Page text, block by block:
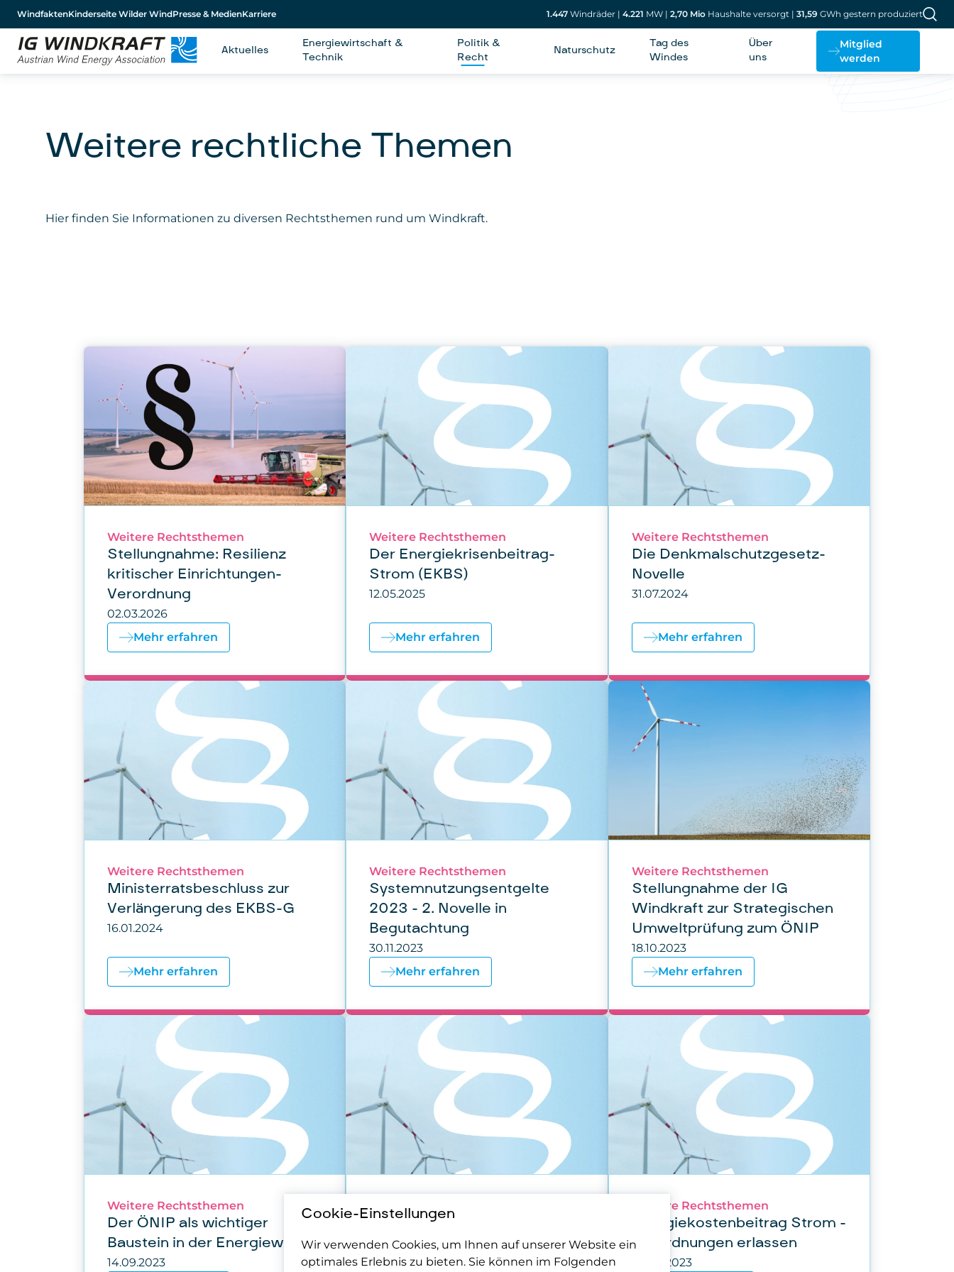
WindfaktenKinderseite Wilder WindPresse & MedienKarriere 1.447 Windräder | 4.221 MW | 2,70 Mio Haushalte versorgt | 31,59 GWh gestern produziert
Aktuelles
Energiewirtschaft &
Technik
Politik &
Recht
Naturschutz
Tag des
Windes
Über
uns
Mitglied
werden
Weitere rechtliche Themen
Hier finden Sie Informationen zu diversen Rechtsthemen rund um Windkraft.
Weitere Rechtsthemen
Stellungnahme: Resilienz
kritischer Einrichtungen-
Verordnung
02.03.2026
Mehr erfahren
Weitere Rechtsthemen
Der Energiekrisenbeitrag-
Strom (EKBS)
12.05.2025
Mehr erfahren
Weitere Rechtsthemen
Die Denkmalschutzgesetz-
Novelle
31.07.2024
Mehr erfahren
Weitere Rechtsthemen
Ministerratsbeschluss zur
Verlängerung des EKBS-G
16.01.2024
Mehr erfahren
Weitere Rechtsthemen
Systemnutzungsentgelte
2023 - 2. Novelle in
Begutachtung
30.11.2023
Mehr erfahren
Weitere Rechtsthemen
Stellungnahme der IG
Windkraft zur Strategischen
Umweltprüfung zum ÖNIP
18.10.2023
Mehr erfahren
Weitere Rechtsthemen
Der ÖNIP als wichtiger
Baustein in der Energiewende
14.09.2023
Weitere Rechtsthemen
EKBSG - Antwort des BMF
auf Anfrage der IGW
11.09.2023
Weitere Rechtsthemen
Energiekostenbeitrag Strom -
Verordnungen erlassen
30.06.2023
Cookie-Einstellungen
Wir verwenden Cookies, um Ihnen auf unserer Website ein
optimales Erlebnis zu bieten. Sie können im Folgenden